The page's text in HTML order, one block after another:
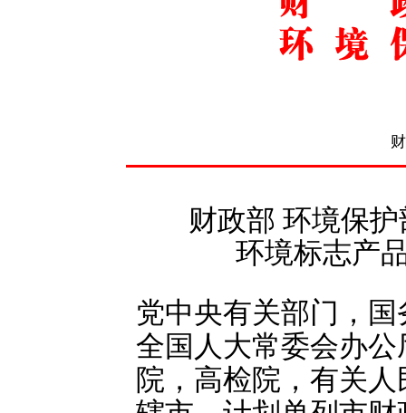
财政部 环境保
环境标志产
党中央有关部门，
全国人大常委会办
院，高检院，有关